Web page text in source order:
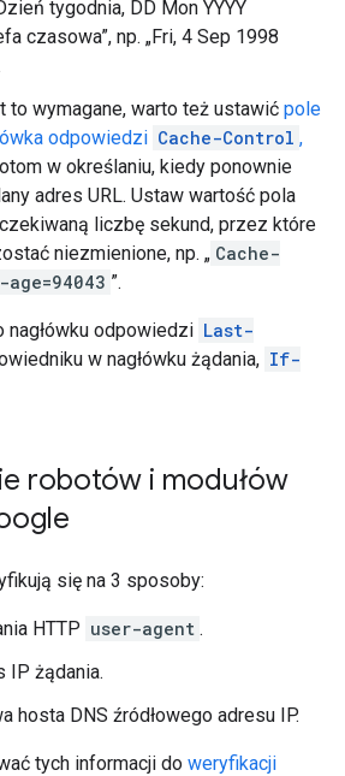
tygodnia, DD Mon YYYY
czasowa”, np. „Fri, 4 Sep 1998
to wymagane, warto też ustawić pole
odpowiedzi Cache-Control ,
w określaniu, kiedy ponownie
adres URL. Ustaw wartość pola
liczbę sekund, przez które
niezmienione, np. „ Cache-
”.
odpowiedzi Last-
w nagłówku żądania, If-
robotów i modułów
się na 3 sposoby:
HTTP user-agent .
IP żądania.
hosta DNS źródłowego adresu IP.
tych informacji do weryfikacji